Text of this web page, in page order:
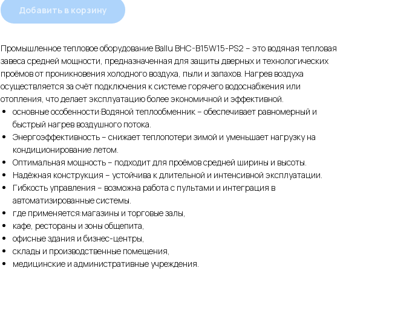
Добавить в корзину
Промышленное тепловое оборудование Ballu BHC-B15W15-PS2 – это водяная тепловая
завеса средней мощности, предназначенная для защиты дверных и технологических
проёмов от проникновения холодного воздуха, пыли и запахов. Нагрев воздуха
осуществляется за счёт подключения к системе горячего водоснабжения или
отопления, что делает эксплуатацию более экономичной и эффективной.
основные особенности:Водяной теплообменник – обеспечивает равномерный и
быстрый нагрев воздушного потока.
Энергоэффективность – снижает теплопотери зимой и уменьшает нагрузку на
кондиционирование летом.
Оптимальная мощность – подходит для проёмов средней ширины и высоты.
Надёжная конструкция – устойчива к длительной и интенсивной эксплуатации.
Гибкость управления – возможна работа с пультами и интеграция в
автоматизированные системы.
где применяется:магазины и торговые залы,
кафе, рестораны и зоны общепита,
офисные здания и бизнес-центры,
склады и производственные помещения,
медицинские и административные учреждения.